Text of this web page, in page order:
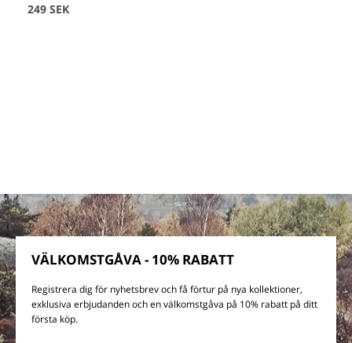
249 SEK
VÄLKOMSTGÅVA - 10% RABATT
Registrera dig för nyhetsbrev och få förtur på nya kollektioner,
exklusiva erbjudanden och en välkomstgåva på 10% rabatt på ditt
första köp.